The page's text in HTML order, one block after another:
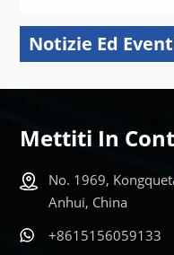
SAPERNE DI
Notizie Ed
Mettiti In
No. 1969,
Anhui, China
+8615156059133